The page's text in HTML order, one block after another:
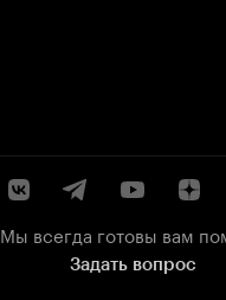
Мы всегда готовы вам
Задать вопрос